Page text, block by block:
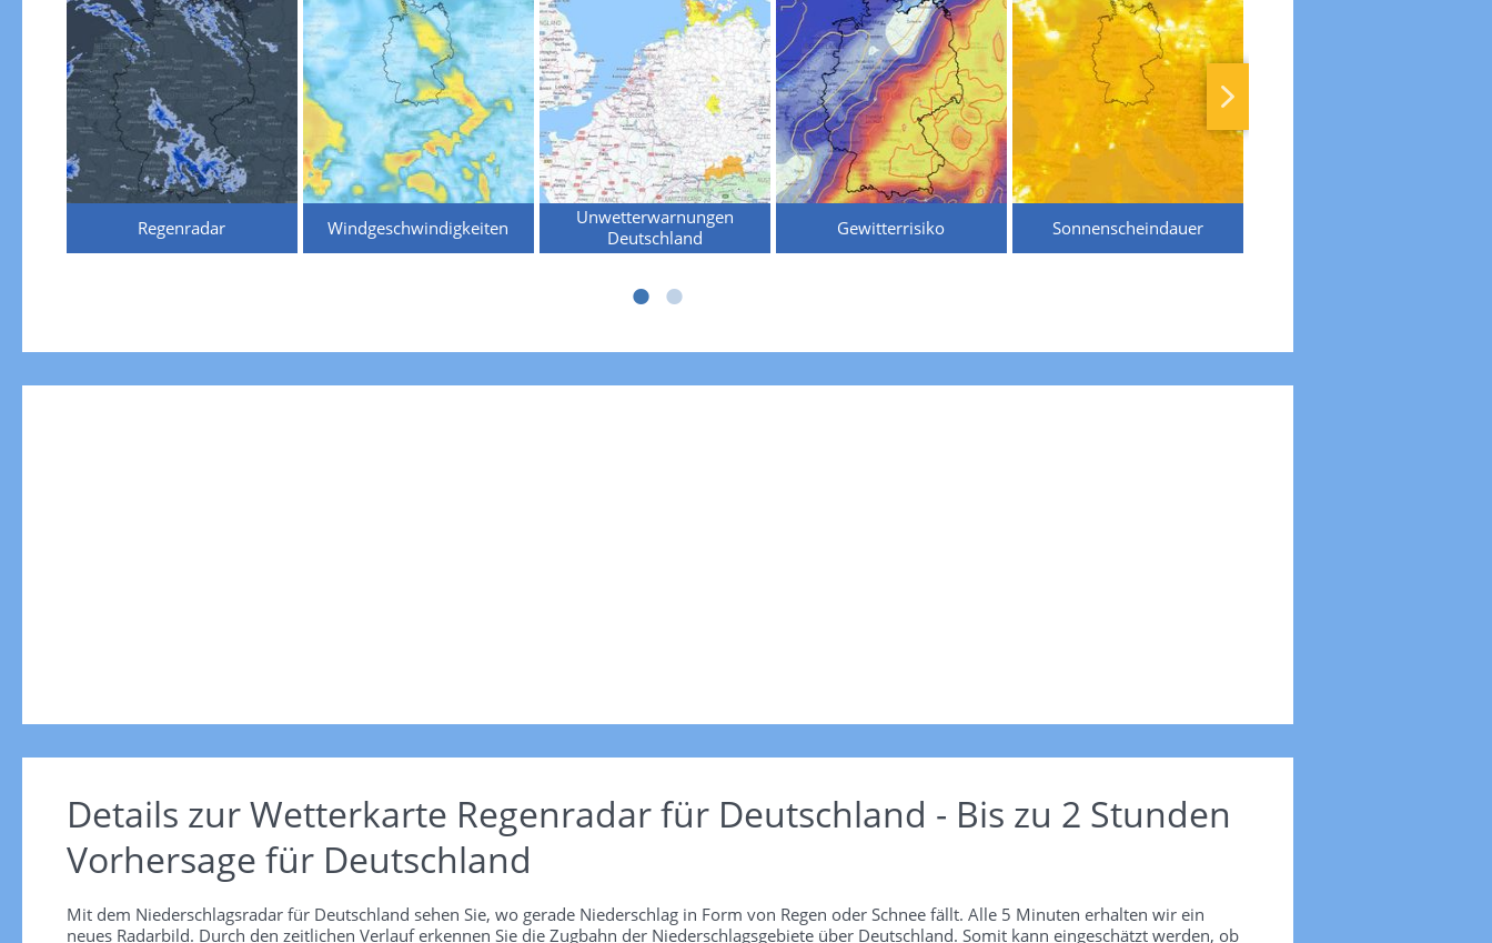
Regenradar Windgeschwindigkeiten
Unwetterwarnungen
Deutschland
Gewitterrisiko Sonnenscheindauer
Details zur Wetterkarte Regenradar für Deutschland - Bis zu 2 Stunden
Vorhersage für Deutschland
Mit dem Niederschlagsradar für Deutschland sehen Sie, wo gerade Niederschlag in Form von Regen oder Schnee fällt. Alle 5 Minuten erhalten wir ein
neues Radarbild. Durch den zeitlichen Verlauf erkennen Sie die Zugbahn der Niederschlagsgebiete über Deutschland. Somit kann eingeschätzt werden, ob